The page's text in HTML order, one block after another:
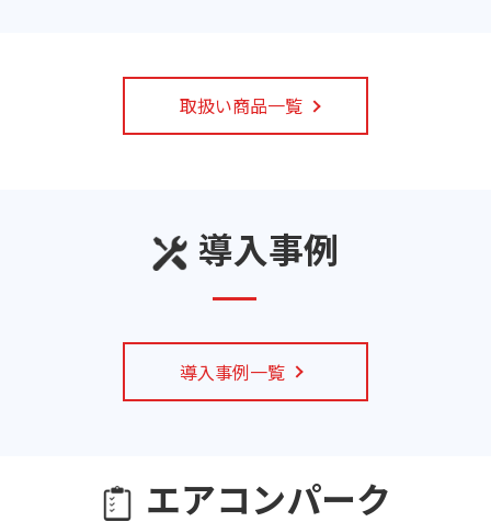
取扱い商品一覧
導入事例
導入事例一覧
エアコンパーク